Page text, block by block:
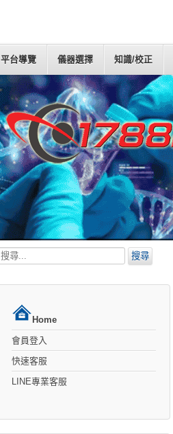
平台導覽 儀器選擇 知識/校正
搜
搜尋
Home
會員登入
快速客服
LINE專業客服